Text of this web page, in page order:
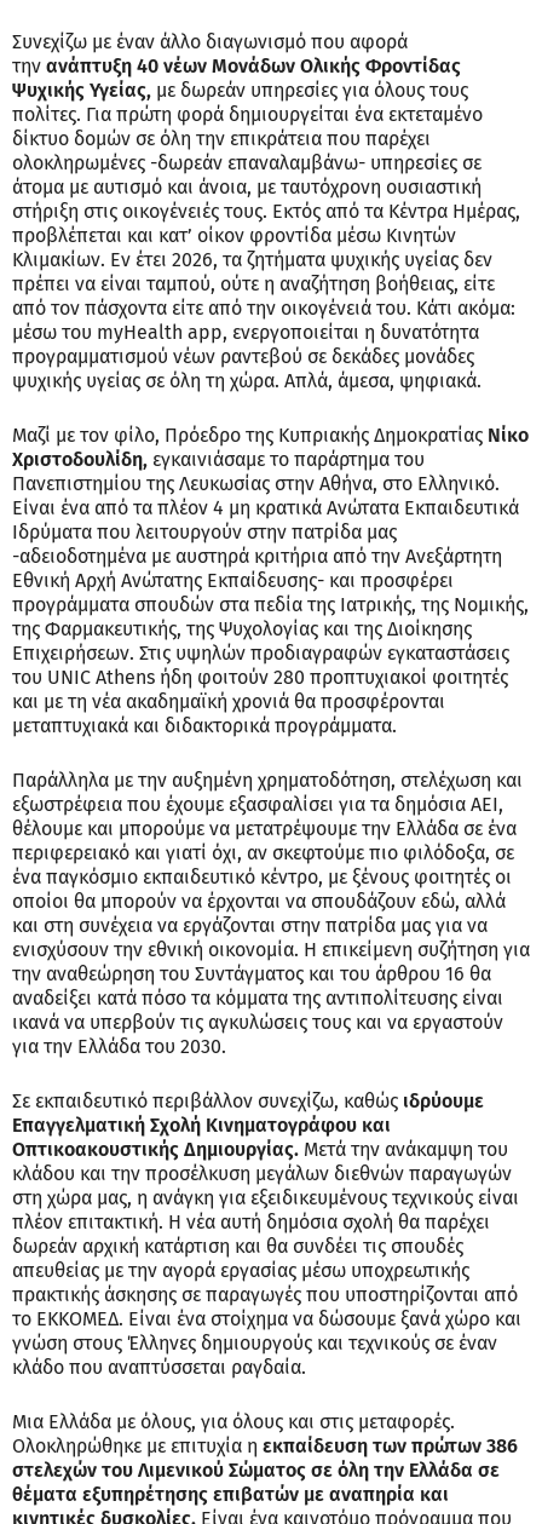
Συνεχίζω με έναν άλλο διαγωνισμό που αφορά
την ανάπτυξη 40 νέων Μονάδων Ολικής Φροντίδας
Ψυχικής Υγείας, με δωρεάν υπηρεσίες για όλους τους
πολίτες. Για πρώτη φορά δημιουργείται ένα εκτεταμένο
δίκτυο δομών σε όλη την επικράτεια που παρέχει
ολοκληρωμένες -δωρεάν επαναλαμβάνω- υπηρεσίες σε
άτομα με αυτισμό και άνοια, με ταυτόχρονη ουσιαστική
στήριξη στις οικογένειές τους. Εκτός από τα Κέντρα Ημέρας,
προβλέπεται και κατ’ οίκον φροντίδα μέσω Κινητών
Κλιμακίων. Εν έτει 2026, τα ζητήματα ψυχικής υγείας δεν
πρέπει να είναι ταμπού, ούτε η αναζήτηση βοήθειας, είτε
από τον πάσχοντα είτε από την οικογένειά του. Κάτι ακόμα:
μέσω του myHealth app, ενεργοποιείται η δυνατότητα
προγραμματισμού νέων ραντεβού σε δεκάδες μονάδες
ψυχικής υγείας σε όλη τη χώρα. Απλά, άμεσα, ψηφιακά.
Μαζί με τον φίλο, Πρόεδρο της Κυπριακής Δημοκρατίας Νίκο
Χριστοδουλίδη, εγκαινιάσαμε το παράρτημα του
Πανεπιστημίου της Λευκωσίας στην Αθήνα, στο Ελληνικό.
Είναι ένα από τα πλέον 4 μη κρατικά Ανώτατα Εκπαιδευτικά
Ιδρύματα που λειτουργούν στην πατρίδα μας
-αδειοδοτημένα με αυστηρά κριτήρια από την Ανεξάρτητη
Εθνική Αρχή Ανώτατης Εκπαίδευσης- και προσφέρει
προγράμματα σπουδών στα πεδία της Ιατρικής, της Νομικής,
της Φαρμακευτικής, της Ψυχολογίας και της Διοίκησης
Επιχειρήσεων. Στις υψηλών προδιαγραφών εγκαταστάσεις
του UNIC Athens ήδη φοιτούν 280 προπτυχιακοί φοιτητές
και με τη νέα ακαδημαϊκή χρονιά θα προσφέρονται
μεταπτυχιακά και διδακτορικά προγράμματα.
Παράλληλα με την αυξημένη χρηματοδότηση, στελέχωση και
εξωστρέφεια που έχουμε εξασφαλίσει για τα δημόσια ΑΕΙ,
θέλουμε και μπορούμε να μετατρέψουμε την Ελλάδα σε ένα
περιφερειακό και γιατί όχι, αν σκεφτούμε πιο φιλόδοξα, σε
ένα παγκόσμιο εκπαιδευτικό κέντρο, με ξένους φοιτητές οι
οποίοι θα μπορούν να έρχονται να σπουδάζουν εδώ, αλλά
και στη συνέχεια να εργάζονται στην πατρίδα μας για να
ενισχύσουν την εθνική οικονομία. Η επικείμενη συζήτηση για
την αναθεώρηση του Συντάγματος και του άρθρου 16 θα
αναδείξει κατά πόσο τα κόμματα της αντιπολίτευσης είναι
ικανά να υπερβούν τις αγκυλώσεις τους και να εργαστούν
για την Ελλάδα του 2030.
Σε εκπαιδευτικό περιβάλλον συνεχίζω, καθώς ιδρύουμε
Επαγγελματική Σχολή Κινηματογράφου και
Οπτικοακουστικής Δημιουργίας. Μετά την ανάκαμψη του
κλάδου και την προσέλκυση μεγάλων διεθνών παραγωγών
στη χώρα μας, η ανάγκη για εξειδικευμένους τεχνικούς είναι
πλέον επιτακτική. Η νέα αυτή δημόσια σχολή θα παρέχει
δωρεάν αρχική κατάρτιση και θα συνδέει τις σπουδές
απευθείας με την αγορά εργασίας μέσω υποχρεωτικής
πρακτικής άσκησης σε παραγωγές που υποστηρίζονται από
το ΕΚΚΟΜΕΔ. Είναι ένα στοίχημα να δώσουμε ξανά χώρο και
γνώση στους Έλληνες δημιουργούς και τεχνικούς σε έναν
κλάδο που αναπτύσσεται ραγδαία.
Μια Ελλάδα με όλους, για όλους και στις μεταφορές.
Ολοκληρώθηκε με επιτυχία η εκπαίδευση των πρώτων 386
στελεχών του Λιμενικού Σώματος σε όλη την Ελλάδα σε
θέματα εξυπηρέτησης επιβατών με αναπηρία και
κινητικές δυσκολίες. Είναι ένα καινοτόμο πρόγραμμα που